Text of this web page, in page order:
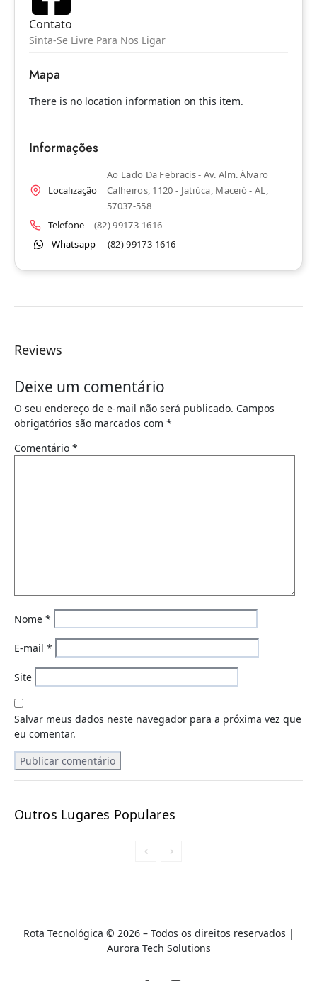
Contato
Sinta-Se Livre Para Nos Ligar
Mapa
There is no location information on this item.
Informações
Localização
Ao Lado Da Febracis - Av. Alm. Álvaro
Calheiros, 1120 - Jatiúca, Maceió - AL,
57037-558
Telefone
(82) 99173-1616
Whatsapp
(82) 99173-1616
Reviews
Deixe um comentário
O seu endereço de e-mail não será publicado. Campos
obrigatórios são marcados com *
Comentário *
Nome *
E-mail *
Site
Salvar meus dados neste navegador para a próxima vez que
eu comentar.
Outros Lugares Populares
Rota Tecnológica © 2026 – Todos os direitos reservados |
Aurora Tech Solutions